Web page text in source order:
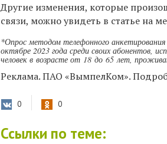
Другие изменения, которые
связи, можно увидеть в статье на
*Опрос методом телефонного
октябре 2023 года среди своих абонентов,
человек в возрасте от 18 до 65 лет,
Реклама. ПАО «ВымпелКом».
0 0
Ссылки по теме: